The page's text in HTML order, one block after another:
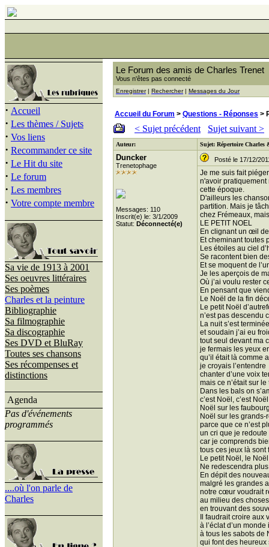
· Accueil
· Les thèmes / Sujets
· Vos liens
· Recommander ce site
· Le Hit du site
· Le forum
· Les membres
· Votre compte membre
Sa vie de 1913 à 2001
Ses oeuvres littéraires
Ses poèmes
Charles et la peinture
Bibliographie
Sa filmographie
Sa discographie
Ses DVD et BluRay
Toutes ses chansons
Ses récompenses et
distinctions
Agenda
Pas d'événements
programmés
....où l'on parle de
Charles
Le Forum des amis de Charles Trenet
Vous n'êtes pas connecté
Enregistrer| Rechercher| Messages du Jour
Accueil du Forum > Questions - Réponses >
< Sujet précédent Sujet suivant >
Auteur: Sujet: Répertoire Charles
Duncker
Trenetophage
Messages: 110
Inscrit(e) le: 3/1/2009
Statut: Déconnecté(e)
Posté le 17/12/
Je me suis fait
n'avoir pratiquement
cette époque.
D'ailleurs les
partition. Mais je
chez Frémeaux,
LE PETIT NOEL
En clignant un œil
Et cheminant toutes
Les étoiles au ciel
Se racontent bien
Et se moquent de
Je les aperçois de
Où j’ai voulu rester
En pensant que
Le Noël de la fin
Le petit Noël
n’est pas descendu
La nuit s’est terminée
et soudain j’ai eu
tout seul devant ma
je fermais les yeux
qu’il était là comme
je croyais l’entendre
chanter d’une voix
mais ce n’était sur
Dans les bals on
c’est Noël, c’est
Noël sur les
Noël sur les grands-
parce que ce n’est
un cri que je redoute
car je comprends
tous ces jeux là sont
Le petit Noël, le
Ne redescendra
En dépit des
malgré les grandes
notre cœur voudrait
au milieu des
en trouvant des
Il faudrait croire aux
à l’éclat d’un monde
à tous les sabots de
qui font des heureux